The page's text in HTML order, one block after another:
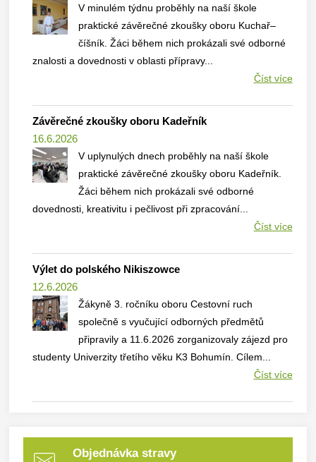
V minulém týdnu proběhly na naší škole
praktické závěrečné zkoušky oboru Kuchař–
číšník. Žáci během nich prokázali své odborné
znalosti a dovednosti v oblasti přípravy...
Číst více
Závěrečné zkoušky oboru Kadeřník
16.6.2026
V uplynulých dnech proběhly na naší škole
praktické závěrečné zkoušky oboru Kadeřník.
Žáci během nich prokázali své odborné
dovednosti, kreativitu i pečlivost při zpracování...
Číst více
Výlet do polského Nikiszowce
12.6.2026
Žákyně 3. ročníku oboru Cestovní ruch
společně s vyučující odborných předmětů
připravily a 11.6.2026 zorganizovaly zájezd pro
studenty Univerzity třetího věku K3 Bohumín. Cílem...
Číst více
Objednávka stravy